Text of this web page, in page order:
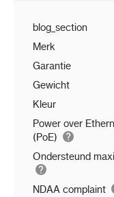
blog_section
Merk
Garantie
Gewicht
Kleur
Power over
(PoE)
Ondersteund
NDAA complaint